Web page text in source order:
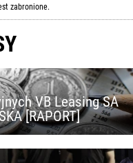
zabronione.
VB Leasing SA
[RAPORT]